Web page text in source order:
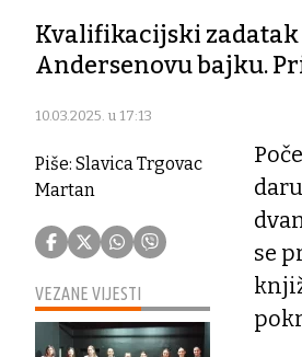
Kvalifikacijski
Andersenovu bajku.
10.03.2025. u 17:13
Piše: Slavica Trgovac
Martan
VEZANE VIJESTI
se